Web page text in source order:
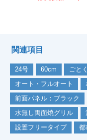
関連項目
24号 60cm ごと
オート・フルオート
前面パネル：ブラック
水無し両面焼グリル
設置フリータイプ
都